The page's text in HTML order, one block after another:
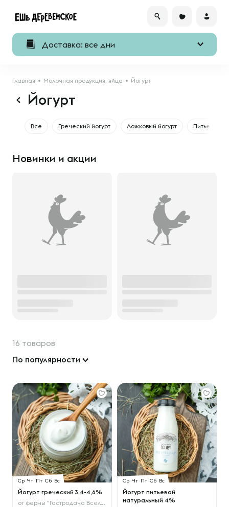
Доставка: все дни
Главная Молочная продукция, яйца Йогурт
Йогурт
Все Греческий йогурт Ложковый йогурт Питьевой
Новинки и акции
16 товаров
По популярности
Ср Чт Пт Сб Вс
Йогурт греческий 3,4-4,6%
от фермы "Гастродача Вселуг"
Ср Чт Пт Сб Вс
Йогурт питьевой
натуральный 4%